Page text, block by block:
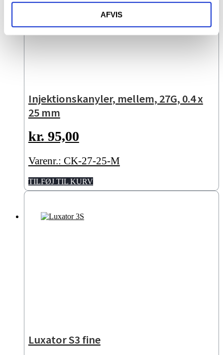
AFVIS
Injektionskanyler, mellem, 27G, 0.4 x
25 mm
kr. 95,00
Varenr.: CK-27-25-M
TILFØJ TIL KURV
Luxator S3 fine